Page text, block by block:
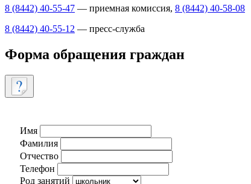
8 (8442) 40-55-47 — приемная комиссия, 8 (8442) 40-58-08
8 (8442) 40-55-12 — пресс-служба
Форма обращения граждан
Имя
Фамилия
Отчество
Телефон
Род занятий